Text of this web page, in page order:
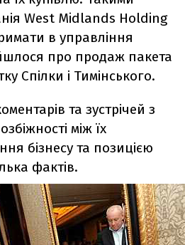
West Midlands Holding
в управління
про продаж пакета
Спілки і Тимінського.
та зустрічей з
між їх
бізнесу та позицією
фактів.